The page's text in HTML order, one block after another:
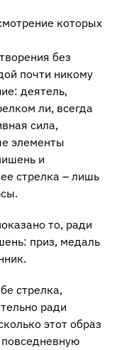
которых
без
почти никому
деятель,
ли, всегда
сила,
элементы
и
стрелка – лишь
то, ради
приз, медаль
стрелка,
ради
этот образ